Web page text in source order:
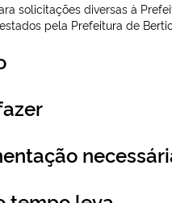
solicitações diversas à
pela Prefeitura de